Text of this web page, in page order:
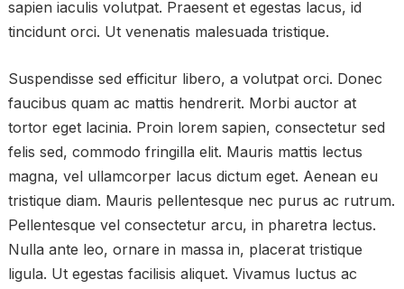
sapien iaculis volutpat. Praesent et egestas lacus, id
tincidunt orci. Ut venenatis malesuada tristique.
Suspendisse sed efficitur libero, a volutpat orci. Donec
faucibus quam ac mattis hendrerit. Morbi auctor at
tortor eget lacinia. Proin lorem sapien, consectetur sed
felis sed, commodo fringilla elit. Mauris mattis lectus
magna, vel ullamcorper lacus dictum eget. Aenean eu
tristique diam. Mauris pellentesque nec purus ac rutrum.
Pellentesque vel consectetur arcu, in pharetra lectus.
Nulla ante leo, ornare in massa in, placerat tristique
ligula. Ut egestas facilisis aliquet. Vivamus luctus ac